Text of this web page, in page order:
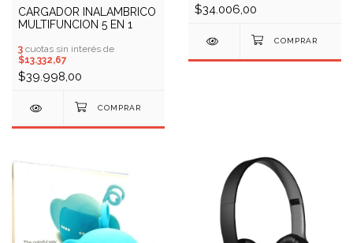
CARGADOR INALAMBRICO
MULTIFUNCION 5 EN 1
3 cuotas sin interés de
$13.332,67
$39.998,00
$34.006,00